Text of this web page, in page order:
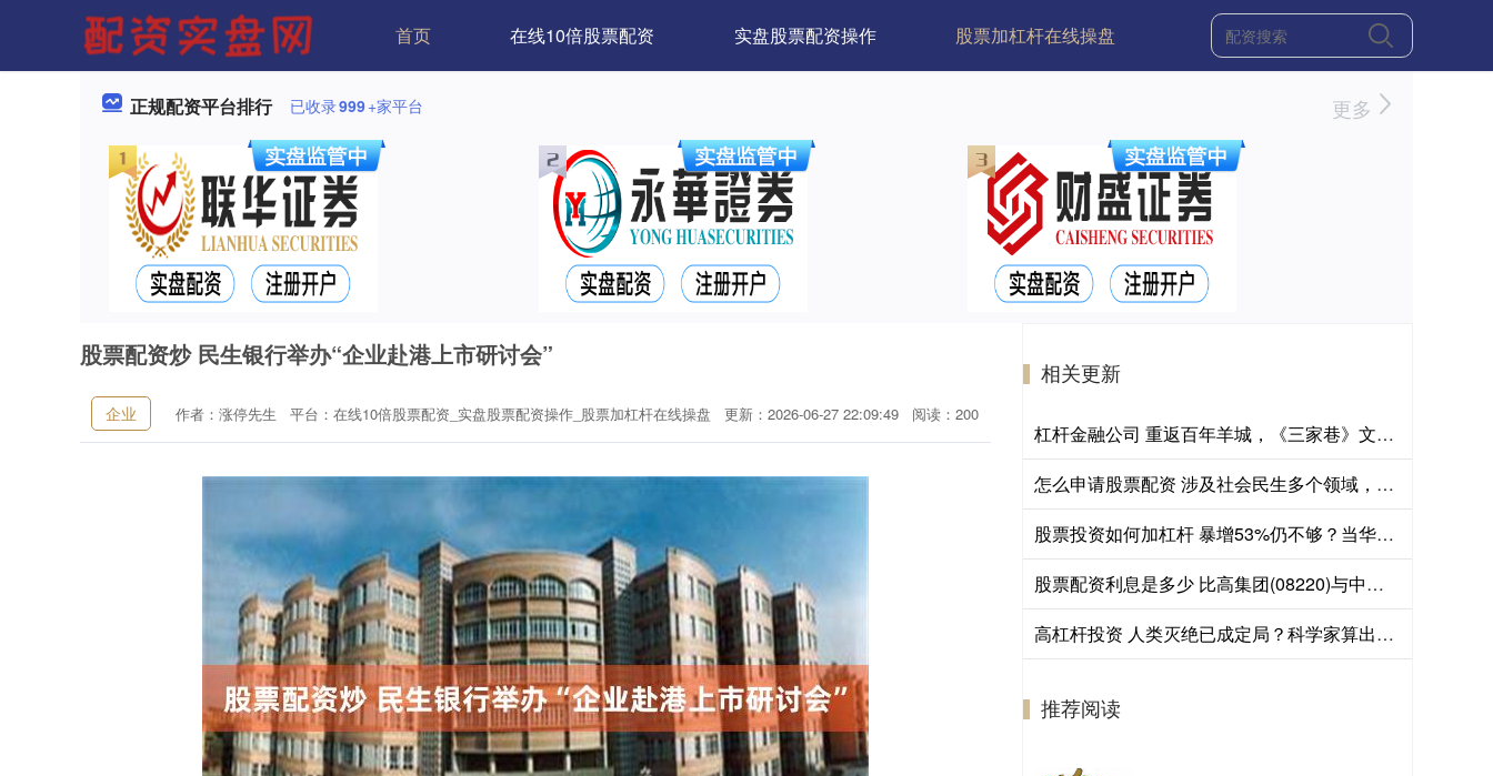
首页 在线10倍股票配资 实盘股票配资操作 股票加杠杆在线操盘
正规配资平台排行 已收录999+家平台 更多
股票配资炒 民生银行举办“企业赴港上市研讨会”
企业 作者：涨停先生 平台：在线10倍股票配资_实盘股票配资操作_股票加杠杆在线操盘 更新：2026-06-27 22:09:49 阅读：200
相关更新
杠杆金融公司 重返百年羊城，《三家巷》文学戏剧工作坊顺利举行
怎么申请股票配资 涉及社会民生多个领域，一批新规下月起施行
股票投资如何加杠杆 暴增53%仍不够？当华尔街创下纪录，欧洲大行的好业绩反而成了“不及格”
股票配资利息是多少 比高集团(08220)与中国文化产业集团订立一份合营股东协议
高杠杆投资 人类灭绝已成定局？科学家算出人类灭绝日期，我们还能存在多久？
推荐阅读